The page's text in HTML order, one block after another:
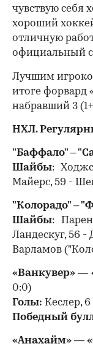
чувствую себя
хороший
отличную
официальный
Лучшим
итоге форвард
набравший 3
НХЛ.
"Баффало" –
Шайбы:
Майерс, 59 -
"Колорадо" –
Шайбы:
Ландескуг, 56 -
Варламов
«Ванкувер» —
0:0)
Голы: Кеслер,
Победный
«Анахайм» —